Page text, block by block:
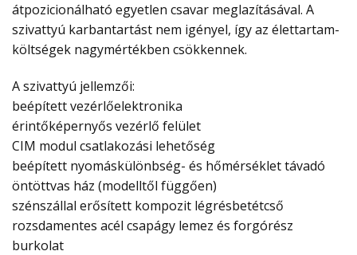
átpozicionálható egyetlen csavar meglazításával. A
szivattyú karbantartást nem igényel, így az élettartam-
költségek nagymértékben csökkennek.
A szivattyú jellemzői:
beépített vezérlőelektronika
érintőképernyős vezérlő felület
CIM modul csatlakozási lehetőség
beépített nyomáskülönbség- és hőmérséklet távadó
öntöttvas ház (modelltől függően)
szénszállal erősített kompozit légrésbetétcső
rozsdamentes acél csapágy lemez és forgórész
burkolat